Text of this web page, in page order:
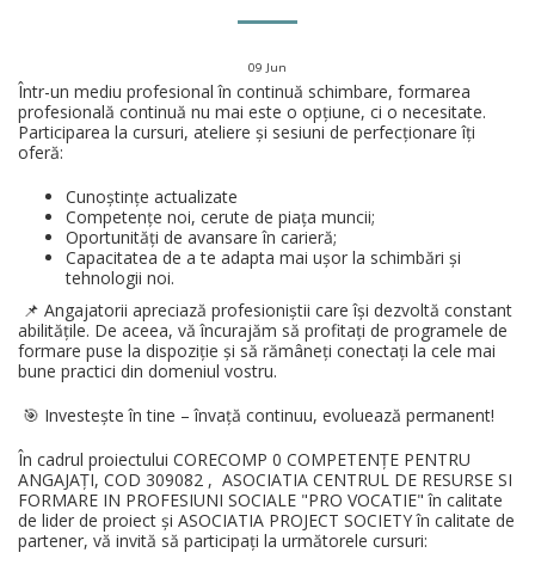
09 Jun
Într-un mediu profesional în continuă schimbare, formarea
profesională continuă nu mai este o opțiune, ci o necesitate.
Participarea la cursuri, ateliere și sesiuni de perfecționare îți
oferă:
Cunoștințe actualizate
Competențe noi, cerute de piața muncii;
Oportunități de avansare în carieră;
Capacitatea de a te adapta mai ușor la schimbări și
tehnologii noi.
📌 Angajatorii apreciază profesioniștii care își dezvoltă constant
abilitățile. De aceea, vă încurajăm să profitați de programele de
formare puse la dispoziție și să rămâneți conectați la cele mai
bune practici din domeniul vostru.
🎯 Investește în tine – învață continuu, evoluează permanent!
În cadrul proiectului CORECOMP 0 COMPETENȚE PENTRU
ANGAJAȚI, COD 309082 , ASOCIATIA CENTRUL DE RESURSE SI
FORMARE IN PROFESIUNI SOCIALE "PRO VOCATIE" în calitate
de lider de proiect și ASOCIATIA PROJECT SOCIETY în calitate de
partener, vă invită să participați la următorele cursuri: